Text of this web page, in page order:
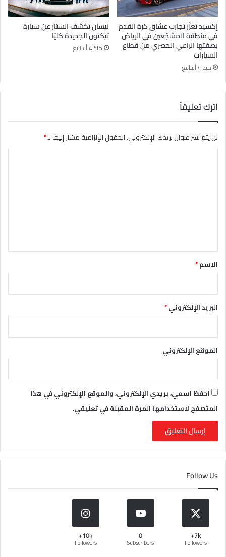
إكسيد تعزّز تجارب عشاق كرة القدم
في منطقة المشجّعين في الرياض
بصفتها الراعي الحصري من قطاع
السيارات
منذ 4 أسابيع
نيسان تكشف الستار عن سيارة
تيكتون الجديدة كليًا
منذ 4 أسابيع
اترك تعليقاً
لن يتم نشر عنوان بريدك الإلكتروني.الحقول الإلزامية مشار إليها بـ*
*الاسم*
البريد الإلكتروني*
الموقع الإلكتروني
احفظ اسمي، بريدي الإلكتروني، والموقع الإلكتروني في هذا
المتصفح لاستخدامها المرة المقبلة في تعليقي.
Follow Us
7k+
Followers
0
Subscribers
10k+
Followers